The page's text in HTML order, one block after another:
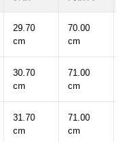
29.70
cm
70.00
cm
30.70
cm
71.00
cm
31.70
cm
71.00
cm